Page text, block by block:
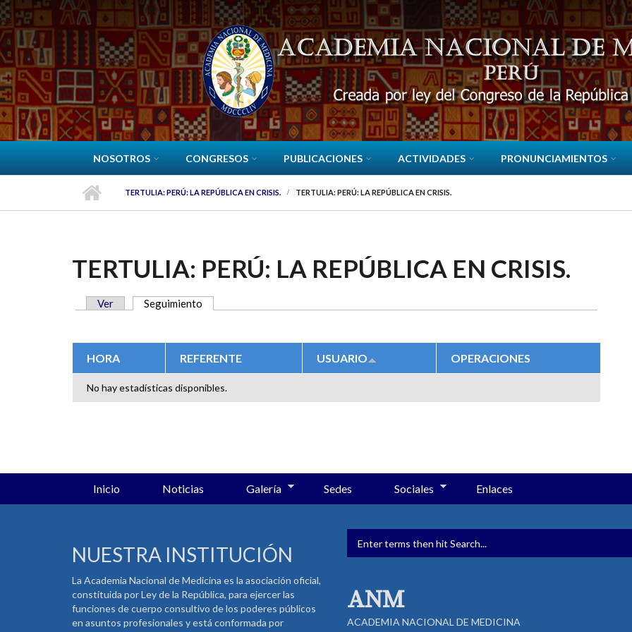
Pasar al contenido principal
NOSOTROS CONGRESOS PUBLICACIONES ACTIVIDADES PRONUNCIAMIENTOS
TERTULIA: PERÚ: LA REPÚBLICA EN CRISIS. TERTULIA: PERÚ: LA REPÚBLICA EN CRISIS.
TERTULIA: PERÚ: LA REPÚBLICA EN CRISIS.
Ver Seguimiento
HORA REFERENTE USUARIO OPERACIONES
No hay estadísticas disponibles.
Inicio Noticias Galería Sedes Sociales Enlaces
NUESTRA INSTITUCIÓN
La Academia Nacional de Medicina es la asociación oficial,
constituida por Ley de la República, para ejercer las
funciones de cuerpo consultivo de los poderes públicos
en asuntos profesionales y está conformada por
FORMULARIO DE
ANM
ACADEMIA NACIONAL DE MEDICINA